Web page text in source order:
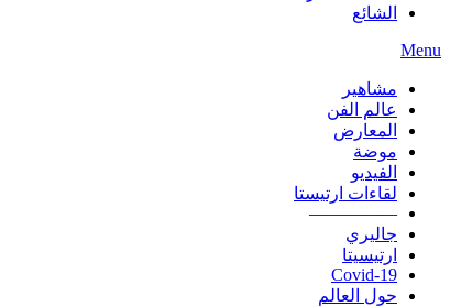
الشائع
Menu
مشاهير
عالم الفن
المعارض
موضة
الفيديو
لقاءات ارتيستا
—————
جاليري
ارتيسيتا
Covid-19
حول العالم